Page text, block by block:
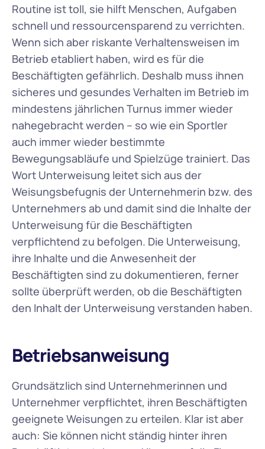
Routine ist toll, sie hilft Menschen, Aufgaben
schnell und ressourcensparend zu verrichten.
Wenn sich aber riskante Verhaltensweisen im
Betrieb etabliert haben, wird es für die
Beschäftigten gefährlich. Deshalb muss ihnen
sicheres und gesundes Verhalten im Betrieb im
mindestens jährlichen Turnus immer wieder
nahegebracht werden – so wie ein Sportler
auch immer wieder bestimmte
Bewegungsabläufe und Spielzüge trainiert. Das
Wort Unterweisung leitet sich aus der
Weisungsbefugnis der Unternehmerin bzw. des
Unternehmers ab und damit sind die Inhalte der
Unterweisung für die Beschäftigten
verpflichtend zu befolgen. Die Unterweisung,
ihre Inhalte und die Anwesenheit der
Beschäftigten sind zu dokumentieren, ferner
sollte überprüft werden, ob die Beschäftigten
den Inhalt der Unterweisung verstanden haben.
Betriebsanweisung
Grundsätzlich sind Unternehmerinnen und
Unternehmer verpflichtet, ihren Beschäftigten
geeignete Weisungen zu erteilen. Klar ist aber
auch: Sie können nicht ständig hinter ihren